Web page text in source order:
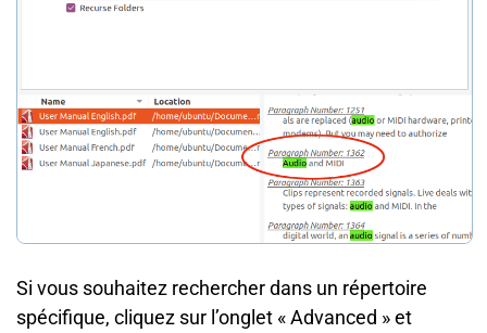
Si vous souhaitez rechercher dans un répertoire
spécifique, cliquez sur l’onglet « Advanced » et